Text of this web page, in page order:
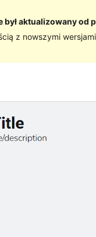
był aktualizowany od
z nowszymi